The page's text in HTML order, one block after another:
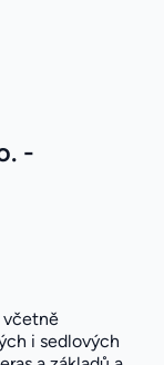
-
včetně
i sedlových